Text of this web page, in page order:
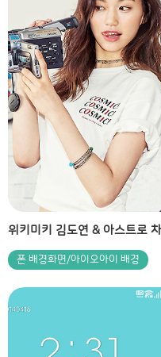
폰 배경화면/아이오아이 배경